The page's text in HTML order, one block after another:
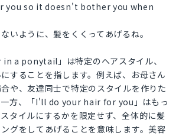
you so it doesn't bother you when
いように、髪をくくってあげるね。
a ponytail」は特定のヘアスタイル、
することを指します。例えば、お母さん
や、友達同士で特定のスタイルを作りた
一方、「I'll do your hair for you」はもっ
タイルにするかを限定せず、全体的に髪
グをしてあげることを意味します。美容